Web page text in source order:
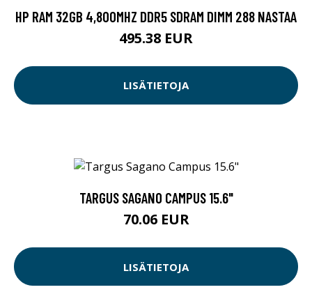
HP RAM 32GB 4,800MHZ DDR5 SDRAM DIMM 288 NASTAA
495.38 EUR
LISÄTIETOJA
TARGUS SAGANO CAMPUS 15.6"
70.06 EUR
LISÄTIETOJA